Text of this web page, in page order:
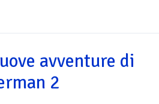
avventure di
2